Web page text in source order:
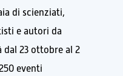
di scienziati,
e autori da
23 ottobre al 2
eventi